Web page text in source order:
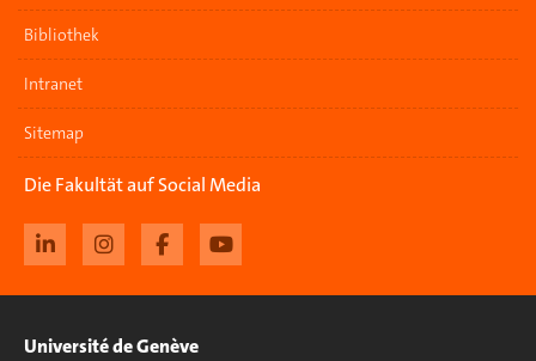
Bibliothek
Intranet
Sitemap
Die Fakultät auf Social Media
Université de Genève